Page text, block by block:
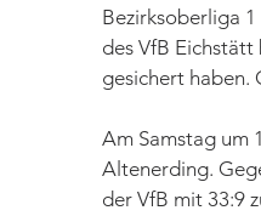
Bezirksoberliga
des VfB Eichstätt
gesichert haben.
Am Samstag um
Altenerding.
der VfB mit 33:9